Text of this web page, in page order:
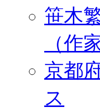
笹木
（作
京都
ス